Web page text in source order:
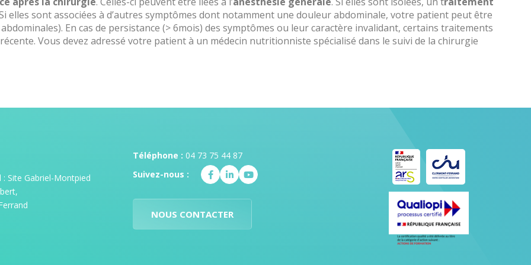
sont associées à d’autres symptômes dont notamment une douleur abdominale, votre patient peut être
En cas de persistance (> 6mois) des symptômes ou leur caractère invalidant, certains traitements
Vous devez adressé votre patient à un médecin nutritionniste spécialisé dans le suivi de la chirurgie
: Site Gabriel-Montpied
Téléphone : 04 73 75 44 87
Suivez-nous :
NOUS CONTACTER